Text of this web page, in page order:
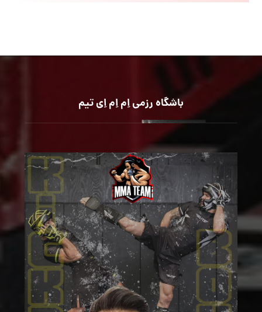
باشگاه رزمی اِم اِم اِی تیم